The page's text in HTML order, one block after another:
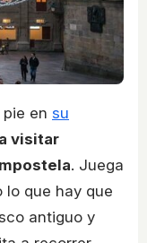
en su
visitar
. Juega
lo que hay que
antiguo y